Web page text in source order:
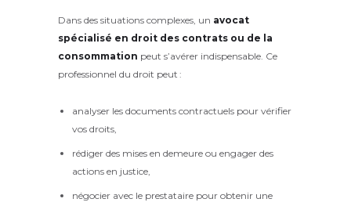
Dans des situations complexes, un avocat
spécialisé en droit des contrats ou de la
consommation peut s’avérer indispensable. Ce
professionnel du droit peut :
analyser les documents contractuels pour vérifier
vos droits,
rédiger des mises en demeure ou engager des
actions en justice,
négocier avec le prestataire pour obtenir une